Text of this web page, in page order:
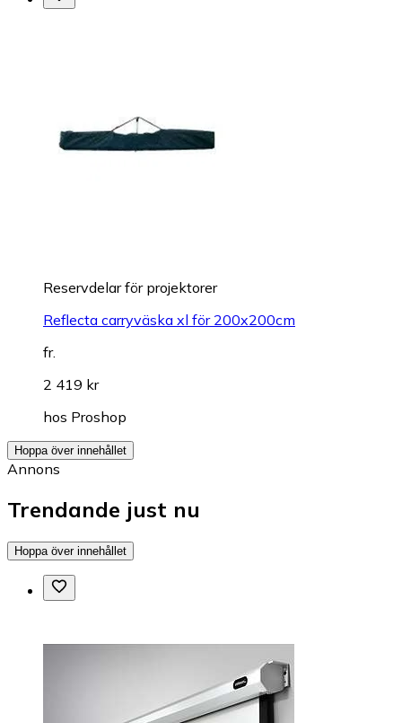
Reservdelar för projektorer
Reflecta carryväska xl för 200x200cm
fr.
2 419 kr
hos Proshop
Hoppa över innehållet
Annons
Trendande just nu
Hoppa över innehållet